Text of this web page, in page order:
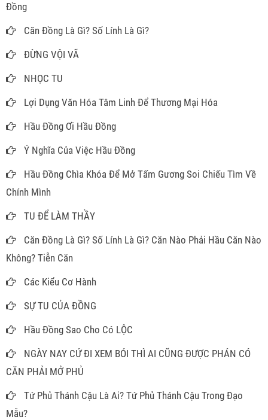
Đồng
Căn Đồng Là Gì? Số Lính Là Gì?
ĐỪNG VỘI VÃ
NHỌC TU
Lợi Dụng Văn Hóa Tâm Linh Để Thương Mại Hóa
Hầu Đồng Ơi Hầu Đồng
Ý Nghĩa Của Việc Hầu Đồng
Hầu Đồng Chìa Khóa Để Mở Tấm Gương Soi Chiếu Tìm Về
Chính Mình
TU ĐỂ LÀM THẦY
Căn Đồng Là Gì? Số Lính Là Gì? Căn Nào Phải Hầu Căn Nào
Không? Tiễn Căn
Các Kiểu Cơ Hành
SỰ TU CỦA ĐỒNG
Hầu Đồng Sao Cho Có LỘC
NGÀY NAY CỨ ĐI XEM BÓI THÌ AI CŨNG ĐƯỢC PHÁN CÓ
CĂN PHẢI MỞ PHỦ
Tứ Phủ Thánh Cậu Là Ai? Tứ Phủ Thánh Cậu Trong Đạo
Mẫu?